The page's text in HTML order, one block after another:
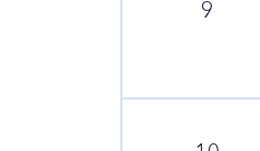
9